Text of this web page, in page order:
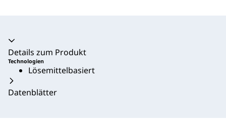
Akkordeon zusammengeklappt
Details zum Produkt
Technologien
Lösemittelbasiert
Datenblätter